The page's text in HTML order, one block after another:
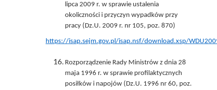
lipca 2009 r. w sprawie ustalenia
okoliczności i przyczyn wypadków przy
pracy (Dz.U. 2009 r. nr 105, poz. 870)
https://isap.sejm.gov.pl/isap.nsf/download.xsp/
Rozporządzenie Rady Ministrów z dnia 28
maja 1996 r. w sprawie profilaktycznych
posiłków i napojów (Dz.U. 1996 nr 60, poz.